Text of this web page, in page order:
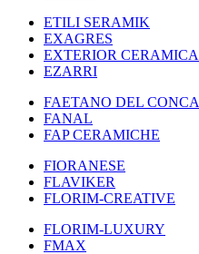
ETILI SERAMIK
EXAGRES
EXTERIOR CERAMICA
EZARRI
FAETANO DEL CONCA
FANAL
FAP CERAMICHE
FIORANESE
FLAVIKER
FLORIM-CREATIVE
FLORIM-LUXURY
FMAX